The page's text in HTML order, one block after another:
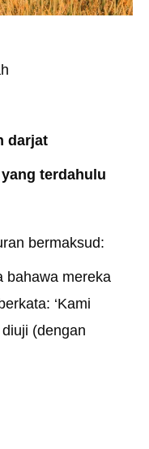
darjat
terdahulu
bermaksud:
bahawa mereka
‘Kami
(dengan